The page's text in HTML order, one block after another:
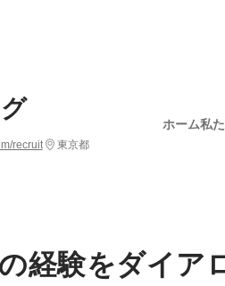
recruit 東京都
ホーム私
経験をダイア